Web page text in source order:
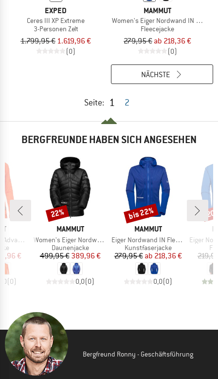
EXPED
Ceres III XP Extreme
3-Personen Zelt
1.799,95 € 1.619,96 €
(0)
MAMMUT
Women's Eiger Nordwand IN Flex
Fleecejacke
279,95 € ab 218,36 €
(0)
Seite: 1 2
NÄCHSTE
BERGFREUNDE HABEN SICH ANGESEHEN
Half Zip Pull
Preis
€
(0)
MARKE
MAMMUT
Artikel
Women's Eiger Nordwand Light Down IN Hooded
Produktgruppe
Daunenjacke
Preis
499,95 €reduzierter Preis
389,96 €
0,0(0)
Rabatt
22%
MARKE
MAMMUT
Artikel
Eiger Nordwand IN Flex Air Hybrid Hooded Jacket
Produktgruppe
Kunstfaserjacke
Preis
279,95 € reduzierter Preis
ab 218,36 €
0,0(0)
Rabatt
bis 22%
Artikel
Eiger Nordwand
Bergfreund Ronny - Geschäftsführung